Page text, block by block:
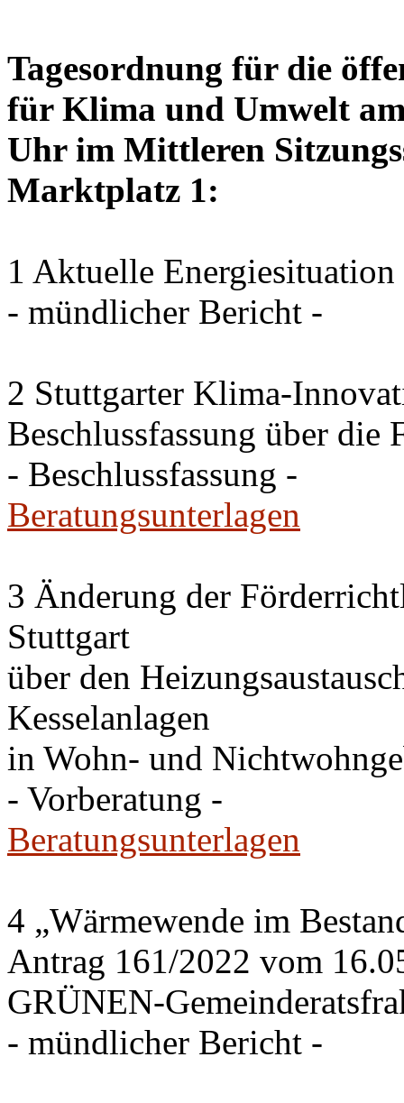
Tagesordnung für die
für Klima und Umwelt
Uhr im Mittleren
Marktplatz 1:
1 Aktuelle Energiesituation
- mündlicher Bericht -
2 Stuttgarter Klima-
Beschlussfassung über die
- Beschlussfassung -
Beratungsunterlagen
3 Änderung der
Stuttgart
über den
Kesselanlagen
in Wohn- und
- Vorberatung -
Beratungsunterlagen
4 „Wärmewende im
Antrag 161/2022 vom
GRÜNEN-
- mündlicher Bericht -